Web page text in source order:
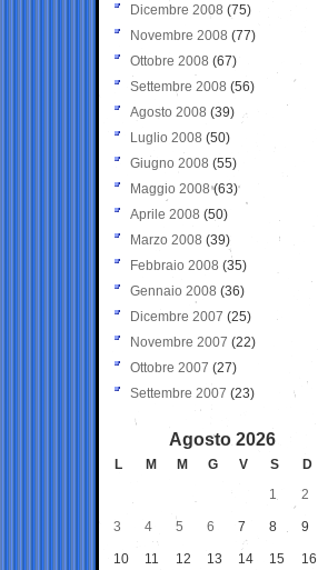
Dicembre 2008 (75)
Novembre 2008 (77)
Ottobre 2008 (67)
Settembre 2008 (56)
Agosto 2008 (39)
Luglio 2008 (50)
Giugno 2008 (55)
Maggio 2008(63)
Aprile 2008 (50)
Marzo 2008 (39)
Febbraio 2008 (35)
Gennaio 2008 (36)
Dicembre 2007 (25)
Novembre 2007 (22)
Ottobre 2007 (27)
Settembre 2007 (23)
Agosto 2026
L M M G V S
D
1
2
3 4 5 6 7 8 9
10 11 12 13 14 15 16